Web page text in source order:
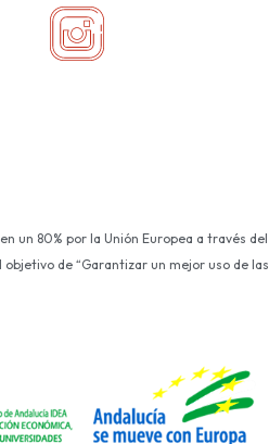
un 80% por la Unión Europea a través del
de “Garantizar un mejor uso de las